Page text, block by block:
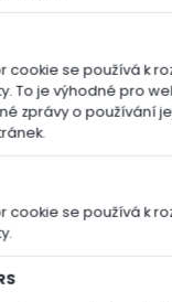
cookie se používá k
To je výhodné pro
zprávy o používání
cookie se používá k
dostaly v té nejlepší
tedy možný jejich
dovézt naší vlastní
na objednaném
kontaktovat.